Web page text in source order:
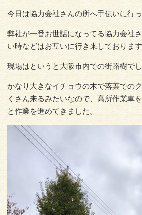
今日は協力会社さんの所へ手伝いに行っ
弊社が一番お世話になってる協力会社
い時などはお互いに行き来しております
現場はというと大阪市内での街路樹でし
かなり大きなイチョウの木で落葉での
くさん来るみたいなので、高所作業車
と作業を進めてきました。